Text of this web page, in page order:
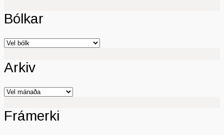
Bólkar
Bólkar
Arkiv
Arkiv
Frámerki